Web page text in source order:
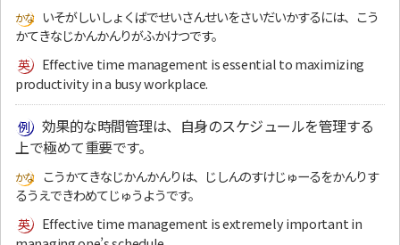
いそがしいしょくばでせいさんせいをさいだいかするには、こう
かてきなじかんかんりがふかけつです。
Effective time management is essential to maximizing
productivity in a busy workplace.
効果的な時間管理は、自身のスケジュールを管理する
上で極めて重要です。
こうかてきなじかんかんりは、じしんのすけじゅーるをかんりす
るうえできわめてじゅうようです。
Effective time management is extremely important in